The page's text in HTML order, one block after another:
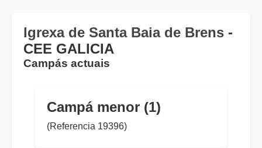
Igrexa de Santa Baia de Brens -
CEE GALICIA
Campás actuais
Campá menor (1)
(Referencia 19396)